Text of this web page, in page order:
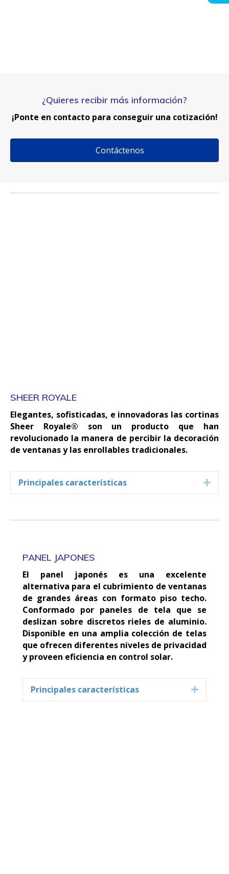
¿Quieres recibir más información?
¡Ponte en contacto para conseguir una cotización!
Contáctenos
SHEER ROYALE
Elegantes, sofisticadas, e innovadoras las cortinas
Sheer Royale® son un producto que han
revolucionado la manera de percibir la decoración
de ventanas y las enrollables tradicionales.
Principales características
PANEL JAPONES
El panel japonés es una excelente
alternativa para el cubrimiento de ventanas
de grandes áreas con formato piso techo.
Conformado por paneles de tela que se
deslizan sobre discretos rieles de aluminio.
Disponible en una amplia colección de telas
que ofrecen diferentes niveles de privacidad
y proveen eficiencia en control solar.
Principales características Expand